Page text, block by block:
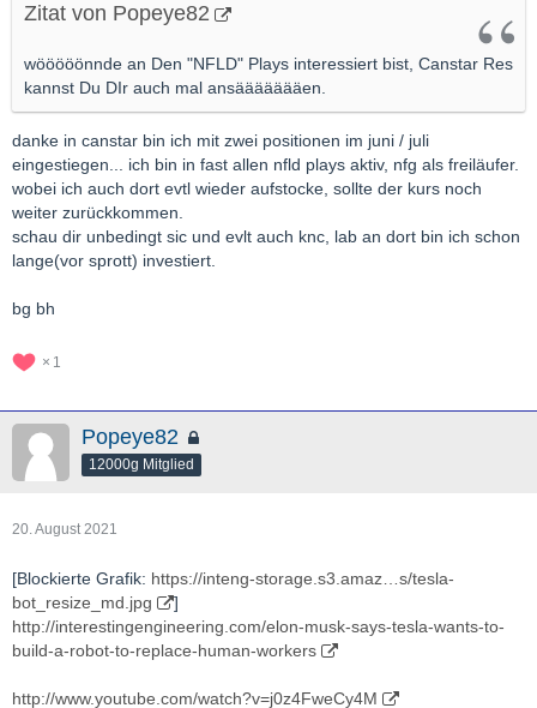
Zitat von Popeye82
wööööönnde an Den "NFLD" Plays interessiert bist, Canstar Res
kannst Du DIr auch mal ansäääääääen.
danke in canstar bin ich mit zwei positionen im juni / juli
eingestiegen... ich bin in fast allen nfld plays aktiv, nfg als freiläufer.
wobei ich auch dort evtl wieder aufstocke, sollte der kurs noch
weiter zurückkommen.
schau dir unbedingt sic und evlt auch knc, lab an dort bin ich schon
lange(vor sprott) investiert.
bg bh
1
Popeye82
12000g Mitglied
20. August 2021
[Blockierte Grafik: https://inteng-storage.s3.amaz…s/tesla-
bot_resize_md.jpg
]
http://interestingengineering.com/elon-musk-says-tesla-wants-to-
build-a-robot-to-replace-human-workers
http://www.youtube.com/watch?v=j0z4FweCy4M